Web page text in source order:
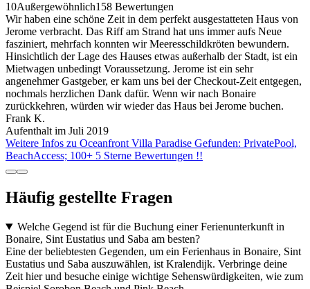
10Außergewöhnlich158 Bewertungen
Wir haben eine schöne Zeit in dem perfekt ausgestatteten Haus von
Jerome verbracht. Das Riff am Strand hat uns immer aufs Neue
fasziniert, mehrfach konnten wir Meeresschildkröten bewundern.
Hinsichtlich der Lage des Hauses etwas außerhalb der Stadt, ist ein
Mietwagen unbedingt Voraussetzung. Jerome ist ein sehr
angenehmer Gastgeber, er kam uns bei der Checkout-Zeit entgegen,
nochmals herzlichen Dank dafür. Wenn wir nach Bonaire
zurückkehren, würden wir wieder das Haus bei Jerome buchen.
Frank K.
Aufenthalt im Juli 2019
Weitere Infos zu Oceanfront Villa Paradise Gefunden: PrivatePool,
BeachAccess; 100+ 5 Sterne Bewertungen !!
Häufig gestellte Fragen
Welche Gegend ist für die Buchung einer Ferienunterkunft in
Bonaire, Sint Eustatius und Saba am besten?
Eine der beliebtesten Gegenden, um ein Ferienhaus in Bonaire, Sint
Eustatius und Saba auszuwählen, ist Kralendijk. Verbringe deine
Zeit hier und besuche einige wichtige Sehenswürdigkeiten, wie zum